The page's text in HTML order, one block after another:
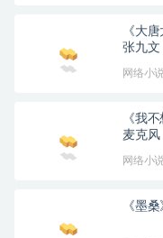
《大
张九文
网络小
《我
麦克风
网络小
《墨